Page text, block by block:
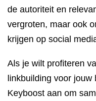
de autoriteit en
vergroten, maar ook
krijgen op social
Als je wilt profiteren
linkbuilding voor
Keyboost aan om